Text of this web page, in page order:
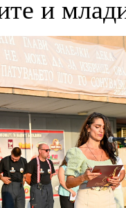
и